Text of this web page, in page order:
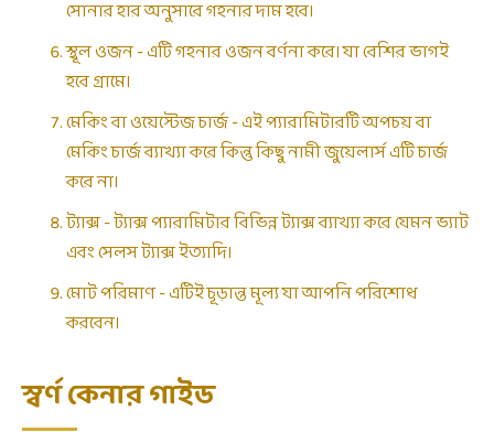
সোনার হার অনুসারে গহনার দাম হবে৷
স্থূল ওজন - এটি গহনার ওজন বর্ণনা করে। যা বেশির ভাগই
হবে গ্রামে।
মেকিং বা ওয়েস্টেজ চার্জ - এই প্যারামিটারটি অপচয় বা
মেকিং চার্জ ব্যাখ্যা করে কিন্তু কিছু নামী জুয়েলার্স এটি চার্জ
করে না।
ট্যাক্স - ট্যাক্স প্যারামিটার বিভিন্ন ট্যাক্স ব্যাখ্যা করে যেমন ভ্যাট
এবং সেলস ট্যাক্স ইত্যাদি।
মোট পরিমাণ - এটিই চূড়ান্ত মূল্য যা আপনি পরিশোধ
করবেন।
স্বর্ণ কেনার গাইড